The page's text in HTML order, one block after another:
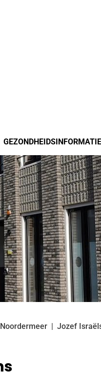
GEZONDHEIDSINFORMATIE
Jozef